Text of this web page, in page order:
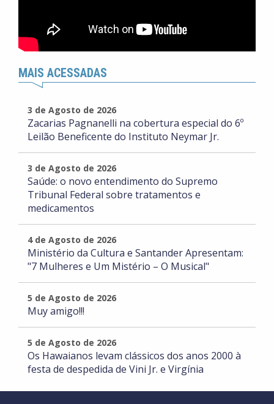
MAIS ACESSADAS
3 de Agosto de 2026
Zacarias Pagnanelli na cobertura especial do 6º
Leilão Beneficente do Instituto Neymar Jr.
3 de Agosto de 2026
Saúde: o novo entendimento do Supremo
Tribunal Federal sobre tratamentos e
medicamentos
4 de Agosto de 2026
Ministério da Cultura e Santander Apresentam:
"7 Mulheres e Um Mistério – O Musical"
5 de Agosto de 2026
Muy amigo!!!
5 de Agosto de 2026
Os Hawaianos levam clássicos dos anos 2000 à
festa de despedida de Vini Jr. e Virgínia